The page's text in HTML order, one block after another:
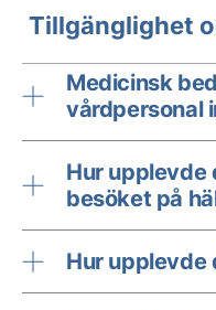
Tillgänglighet
Medicinsk
vårdpersonal
Hur upplevde
besöket på
Hur upplevde